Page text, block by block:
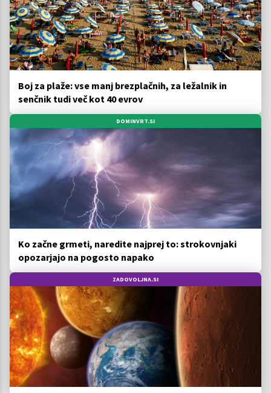
Boj za plaže: vse manj brezplačnih, za ležalnik in
senčnik tudi več kot 40 evrov
DOMINVRT.SI
Ko začne grmeti, naredite najprej to: strokovnjaki
opozarjajo na pogosto napako
ZADOVOLJNA.SI